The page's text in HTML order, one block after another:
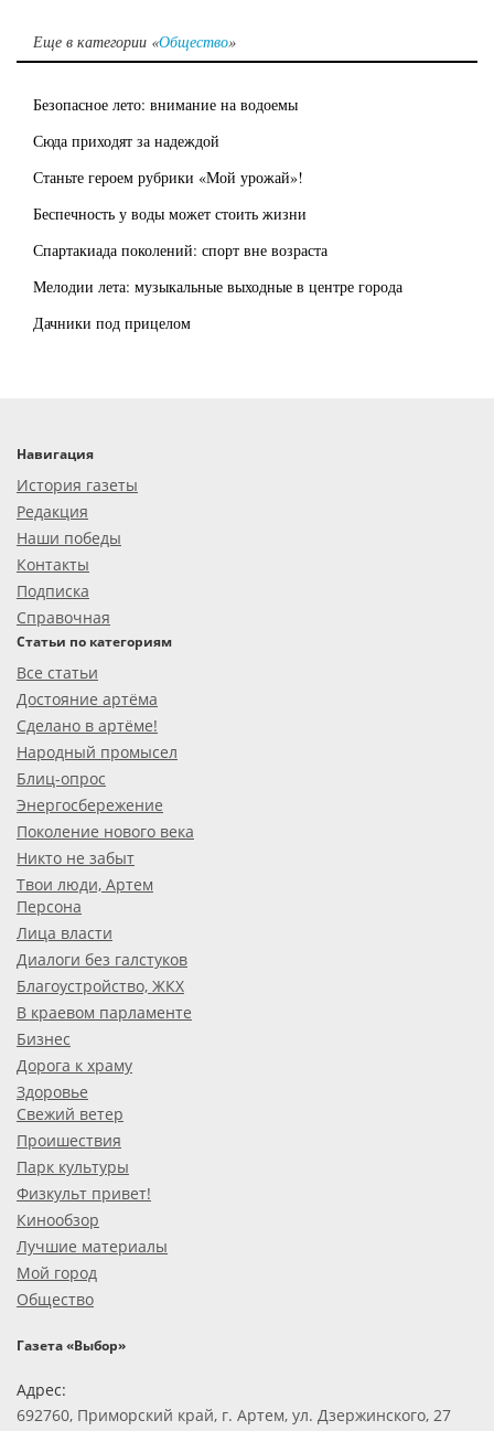
Еще в категории «Общество»
Безопасное лето: внимание на водоемы
Сюда приходят за надеждой
Станьте героем рубрики «Мой урожай»!
Беспечность у воды может стоить жизни
Спартакиада поколений: спорт вне возраста
Мелодии лета: музыкальные выходные в центре города
Дачники под прицелом
Навигация
История газеты
Редакция
Наши победы
Контакты
Подписка
Справочная
Статьи по категориям
Все статьи
Достояние артёма
Сделано в артёме!
Народный промысел
Блиц-опрос
Энергосбережение
Поколение нового века
Никто не забыт
Твои люди, Артем
Персона
Лица власти
Диалоги без галстуков
Благоустройство, ЖКХ
В краевом парламенте
Бизнес
Дорога к храму
Здоровье
Свежий ветер
Проишествия
Парк культуры
Физкульт привет!
Кинообзор
Лучшие материалы
Мой город
Общество
Газета «Выбор»
Адрес:
692760, Приморский край, г. Артем, ул. Дзержинского, 27